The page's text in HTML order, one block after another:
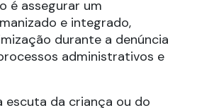
é assegurar um
e integrado,
durante a denúncia
administrativos e
escuta da criança ou do